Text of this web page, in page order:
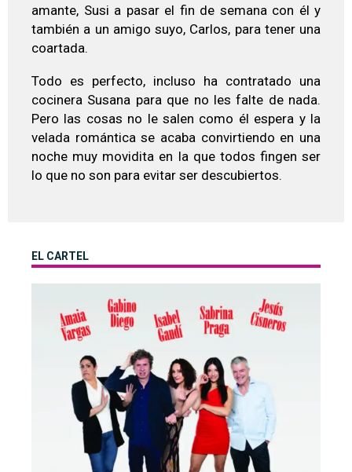
amante, Susi a pasar el fin de semana con él y
también a un amigo suyo, Carlos, para tener una
coartada.
Todo es perfecto, incluso ha contratado una
cocinera Susana para que no les falte de nada.
Pero las cosas no le salen como él espera y la
velada romántica se acaba convirtiendo en una
noche muy movidita en la que todos fingen ser
lo que no son para evitar ser descubiertos.
EL CARTEL